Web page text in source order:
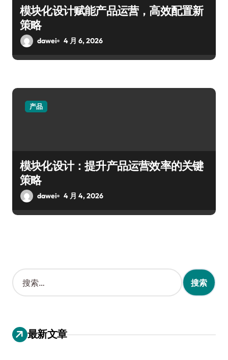
模块化设计赋能产品运营，高效配置新
策略
dawei 4 月 6, 2026
产品
模块化设计：提升产品运营效率的关键
策略
dawei 4 月 4, 2026
搜
索
：
最新文章